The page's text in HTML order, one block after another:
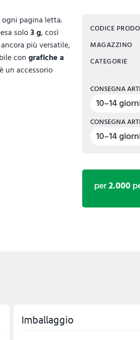
pagina letta.
solo3 g, così
più versatile,
congrafiche a
un accessorio
CODICE
MAGAZZINO
CATEGORIE
CONSEGNA
10–14
CONSEGNA
10–14
per2.000
Imballaggio